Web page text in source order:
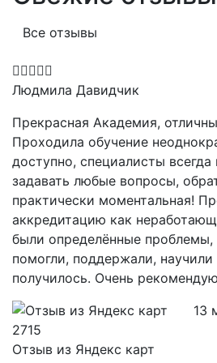
Все отзывы
Людмила Давидчик
Прекрасная Академия,
Проходила обучение
доступно, специалисты
задавать любые вопросы,
практически моментальная!
аккредитацию как
были определённые проблемы,
помогли, поддержали, научили
получилось. Очень
Отзыв из Яндекс карт
13